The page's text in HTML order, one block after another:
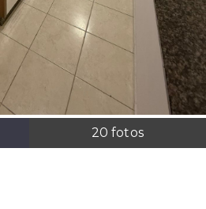
20 fotos